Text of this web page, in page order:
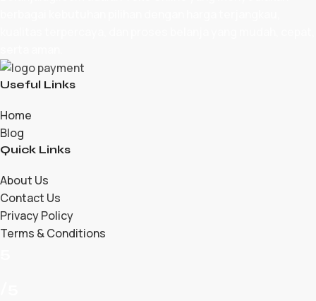
Useful Links
Home
Blog
Quick Links
About Us
Contact Us
Privacy Policy
Terms & Conditions